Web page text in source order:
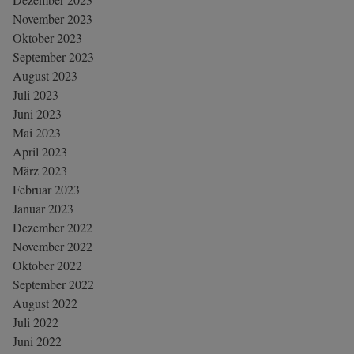
November 2023
Oktober 2023
September 2023
August 2023
Juli 2023
Juni 2023
Mai 2023
April 2023
März 2023
Februar 2023
Januar 2023
Dezember 2022
November 2022
Oktober 2022
September 2022
August 2022
Juli 2022
Juni 2022